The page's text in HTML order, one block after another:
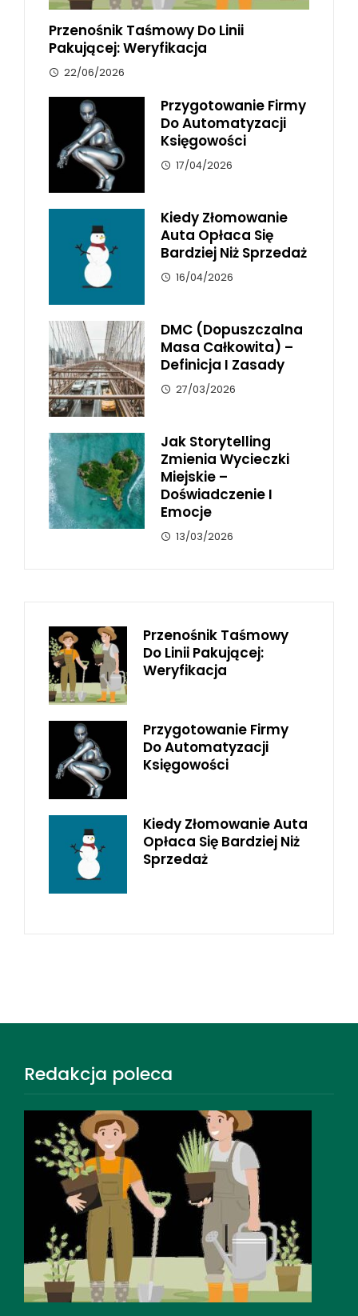
Przenośnik Taśmowy Do Linii
Pakującej: Weryfikacja
22/06/2026
Przygotowanie Firmy
Do Automatyzacji
Księgowości
17/04/2026
Kiedy Złomowanie
Auta Opłaca Się
Bardziej Niż Sprzedaż
16/04/2026
DMC (dopuszczalna
Masa Całkowita) –
Definicja I Zasady
27/03/2026
Jak Storytelling
Zmienia Wycieczki
Miejskie –
Doświadczenie I
Emocje
13/03/2026
Przenośnik Taśmowy
Do Linii Pakującej:
Weryfikacja
Przygotowanie Firmy
Do Automatyzacji
Księgowości
Kiedy Złomowanie Auta
Opłaca Się Bardziej Niż
Sprzedaż
Redakcja poleca